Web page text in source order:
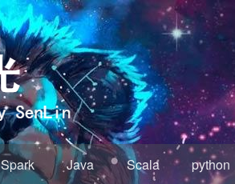
Spark Java Scala python